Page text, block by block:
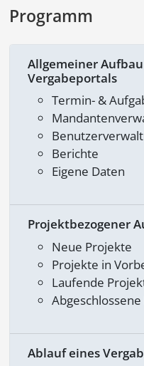
Programm
Allgemeiner
Vergabeportals
Termin- &
Berichte
Eigene Daten
Projektbezogener
Neue Projekte
Projekte in
Laufende
Ablauf eines